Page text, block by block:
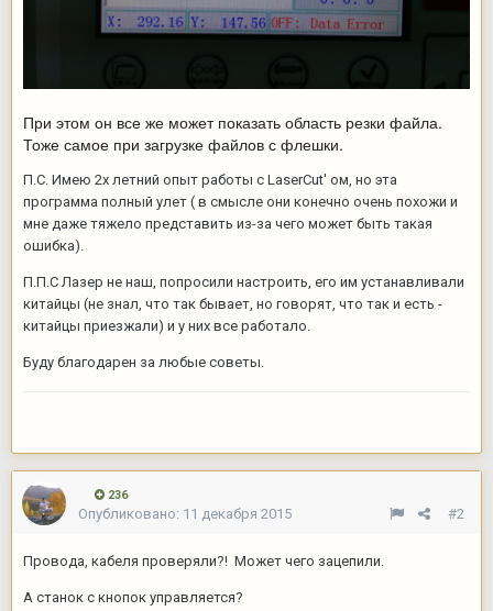
При этом он все же может показать область резки файла.
Тоже самое при загрузке файлов с флешки.
П.С. Имею 2х летний опыт работы с LaserCut' ом, но эта
программа полный улет ( в смысле они конечно очень похожи и
мне даже тяжело представить из-за чего может быть такая
ошибка).
П.П.С Лазер не наш, попросили настроить, его им устанавливали
китайцы (не знал, что так бывает, но говорят, что так и есть -
китайцы приезжали) и у них все работало.
Буду благодарен за любые советы.
236
#2
Опубликовано: 11 декабря 2015
Провода, кабеля проверяли?! Может чего зацепили.
А станок с кнопок управляется?